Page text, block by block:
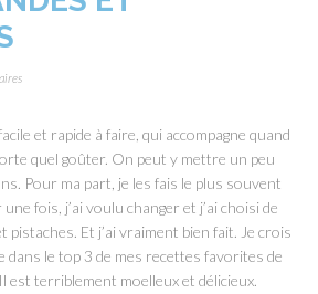
et rapide à faire, qui accompagne quand
quel goûter. On peut y mettre un peu
Pour ma part, je les fais le plus souvent
fois, j’ai voulu changer et j’ai choisi de
pistaches. Et j’ai vraiment bien fait. Je crois
le top 3 de mes recettes favorites de
est terriblement moelleux et délicieux.